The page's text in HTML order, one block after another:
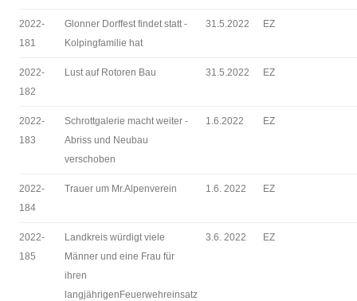
2022-
181
Glonner Dorffest findet statt -
Kolpingfamilie hat
31.5.2022 EZ
2022-
182
Lust auf Rotoren Bau 31.5.2022 EZ
2022-
183
Schrottgalerie macht weiter -
Abriss und Neubau
verschoben
1.6.2022 EZ
2022-
184
Trauer um Mr.Alpenverein 1.6. 2022 EZ
2022-
185
Landkreis würdigt viele
Männer und eine Frau für
ihren
langjährigenFeuerwehreinsatz
3.6. 2022 EZ